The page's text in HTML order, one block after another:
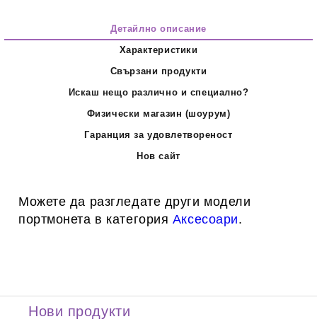
Детайлно описание
Характеристики
Свързани продукти
Искаш нещо различно и специално?
Физически магазин (шоурум)
Гаранция за удовлетвореност
Нов сайт
Можете да разгледате други модели
портмонета в категория Аксесоари.
Нови продукти